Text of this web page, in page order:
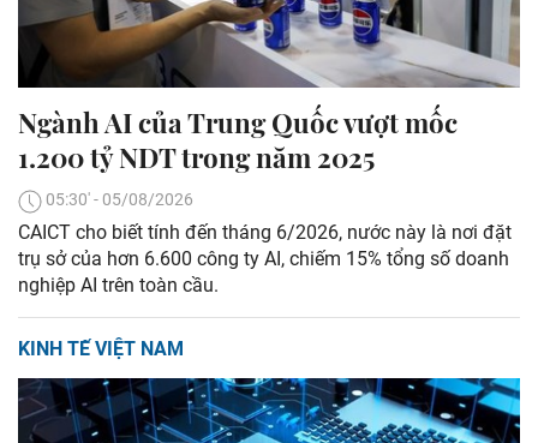
Ngành AI của Trung Quốc vượt mốc
1.200 tỷ NDT trong năm 2025
05:30' - 05/08/2026
CAICT cho biết tính đến tháng 6/2026, nước này là nơi đặt
trụ sở của hơn 6.600 công ty AI, chiếm 15% tổng số doanh
nghiệp AI trên toàn cầu.
KINH TẾ VIỆT NAM